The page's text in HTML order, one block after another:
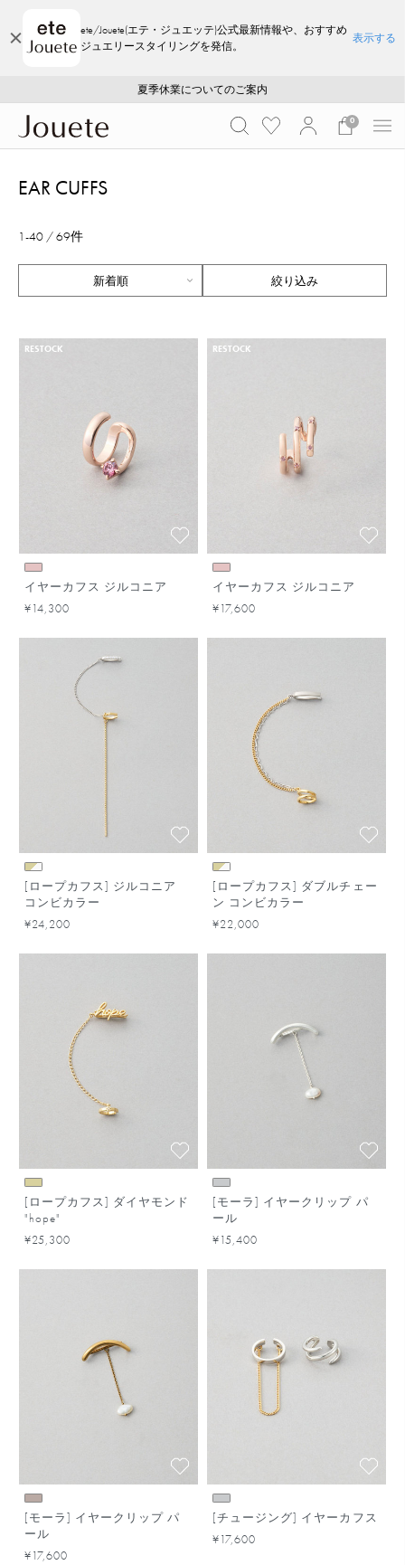
ete/Jouete(エテ・ジュエッテ)公式最新情報や、おすすめ
ジュエリースタイリングを発信。
表示する
採用のご案内
ご注文いただいたお品物のお届け状況について
夏季休業についてのご案内
WEB LIMITED ITEMS >>
採用のご案内
ご注文いただいたお品物のお届け状況について
0
EAR CUFFS
1-40 / 69件
絞り込み
RESTOCK
イヤーカフス ジルコニア
¥14,300
RESTOCK
イヤーカフス ジルコニア
¥17,600
[ロープカフス] ジルコニア
コンビカラー
¥24,200
[ロープカフス] ダブルチェー
ン コンビカラー
¥22,000
[ロープカフス] ダイヤモンド
"hope"
¥25,300
[モーラ] イヤークリップ パ
ール
¥15,400
[モーラ] イヤークリップ パ
ール
¥17,600
[チュージング] イヤーカフス
¥17,600